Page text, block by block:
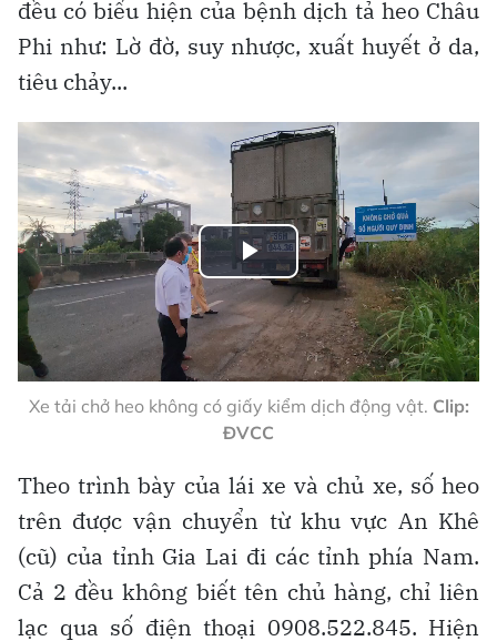
đều có biểu hiện của bệnh dịch tả heo Châu
Phi như: Lờ đờ, suy nhược, xuất huyết ở da,
tiêu chảy...
Play
Video
Xe tải chở heo không có giấy kiểm dịch động vật. Clip:
ĐVCC
Theo trình bày của lái xe và chủ xe, số heo
trên được vận chuyển từ khu vực An Khê
(cũ) của tỉnh Gia Lai đi các tỉnh phía Nam.
Cả 2 đều không biết tên chủ hàng, chỉ liên
lạc qua số điện thoại 0908.522.845. Hiện